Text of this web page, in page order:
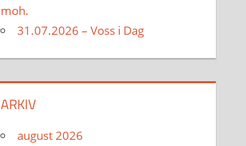
moh.
31.07.2026 – Voss i Dag
ARKIV
august 2026